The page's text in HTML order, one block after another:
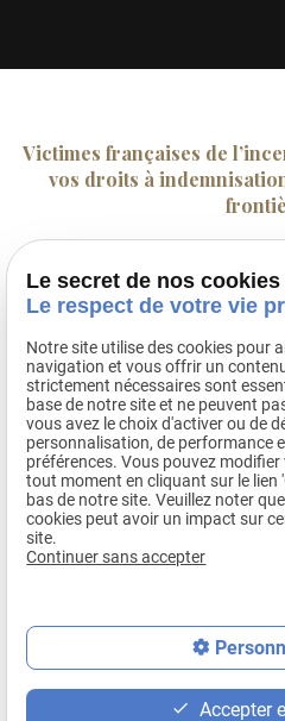
Victimes françaises de
vos droits à
Nouvel An 2026 a profondément
deuil et la sidération, se pose une
victimes françaises blessées et les
CONTRIBUTION DE 50
POUR LES INSTANCES
MARS
L'article 1635 bis Q du Code
finances 2026 met en place une
Voir toutes les
Le secret de nos cookies
Le respect de votre vie
Notre site utilise des cookies pour
navigation et vous offrir un
strictement nécessaires sont
base de notre site et ne peuvent
vous avez le choix d'activer ou de
personnalisation, de performance
préférences. Vous pouvez
tout moment en cliquant sur le lien
bas de notre site. Veuillez noter
cookies peut avoir un impact sur
site.
Continuer sans accepter
Accepter